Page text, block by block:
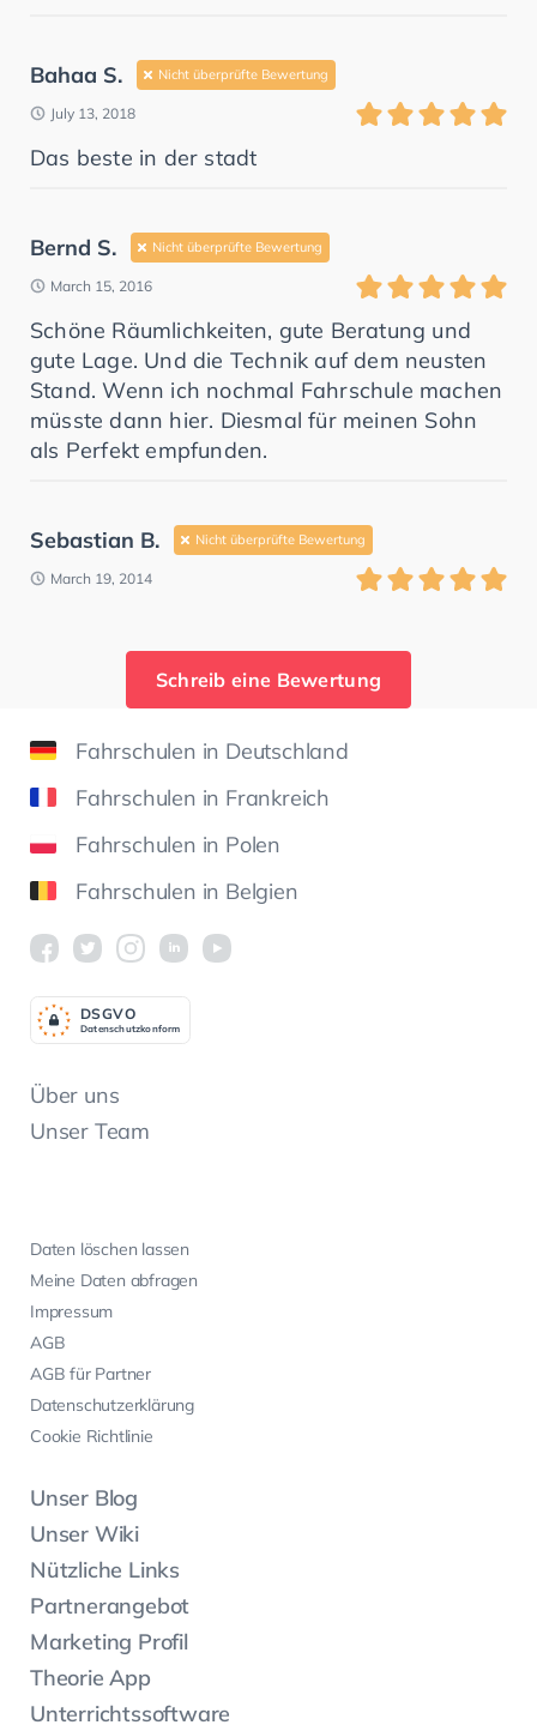
Bahaa S. Nicht überprüfte Bewertung
July 13, 2018
Das beste in der stadt
Bernd S. Nicht überprüfte Bewertung
March 15, 2016
Schöne Räumlichkeiten, gute Beratung und
gute Lage. Und die Technik auf dem neusten
Stand. Wenn ich nochmal Fahrschule machen
müsste dann hier. Diesmal für meinen Sohn
als Perfekt empfunden.
Sebastian B. Nicht überprüfte Bewertung
March 19, 2014
Schreib eine Bewertung
Fahrschulen in Deutschland
Fahrschulen in Frankreich
Fahrschulen in Polen
Fahrschulen in Belgien
Über uns
Unser Team
Daten löschen lassen
Meine Daten abfragen
Impressum
AGB
AGB für Partner
Datenschutzerklärung
Cookie Richtlinie
Unser Blog
Unser Wiki
Nützliche Links
Partnerangebot
Marketing Profil
Theorie App
Unterrichtssoftware
Datenschutzkonform
DSGVO